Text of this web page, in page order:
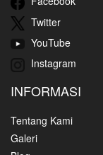
Twitter
YouTube
Instagram
INFORMASI
Tentang Kami
Galeri